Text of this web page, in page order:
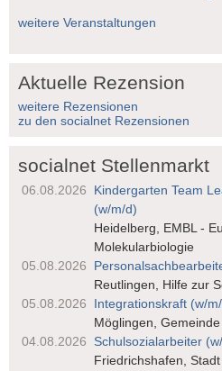
weitere Veranstaltungen
Aktuelle Rezension
weitere Rezensionen
zu den socialnet Rezensionen
socialnet Stellenmarkt
06.08.2026
Kindergarten Team
(w/m/d)
Heidelberg, EMBL -
Molekularbiologie
05.08.2026
Reutlingen, Hilfe zur
05.08.2026
Integrationskraft (w/
Möglingen,
04.08.2026
Schulsozialarbeiter
Friedrichshafen,